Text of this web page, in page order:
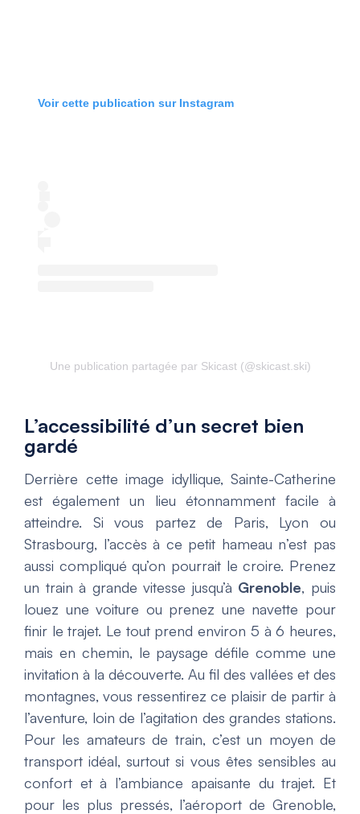
Voir cette publication sur Instagram
Une publication partagée par Skicast (@skicast.ski)
L’accessibilité d’un secret bien
gardé
Derrière cette image idyllique, Sainte-Catherine
est également un lieu étonnamment facile à
atteindre. Si vous partez de Paris, Lyon ou
Strasbourg, l’accès à ce petit hameau n’est pas
aussi compliqué qu’on pourrait le croire. Prenez
un train à grande vitesse jusqu’à Grenoble, puis
louez une voiture ou prenez une navette pour
finir le trajet. Le tout prend environ 5 à 6 heures,
mais en chemin, le paysage défile comme une
invitation à la découverte. Au fil des vallées et des
montagnes, vous ressentirez ce plaisir de partir à
l’aventure, loin de l’agitation des grandes stations.
Pour les amateurs de train, c’est un moyen de
transport idéal, surtout si vous êtes sensibles au
confort et à l’ambiance apaisante du trajet. Et
pour les plus pressés, l’aéroport de Grenoble,